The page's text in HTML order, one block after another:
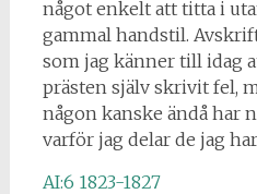
något enkelt att titta i
gammal handstil.
som jag känner till idag
prästen själv skrivit fel,
någon kanske ändå har
varför jag delar de jag
AI:6 1823-1827